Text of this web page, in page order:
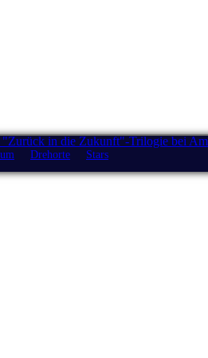
in die Zukunft"-Trilogie bei
Drehorte Stars